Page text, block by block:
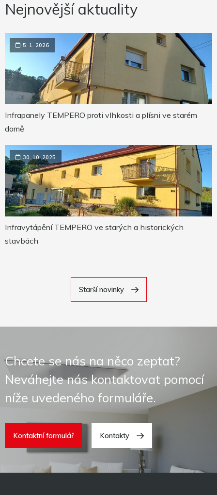
Nejnovější aktuality
5. 1. 2026
Infrapanely TEMPERO proti vlhkosti a plísni ve starém
domě
30. 10. 2025
Infravytápění TEMPERO ve starých a historických
stavbách
Starší novinky
Chcete se nás na něco zeptat?
Neváhejte nás kontaktovat pomocí
níže uvedeného formuláře.
Kontaktní formulář Kontakty